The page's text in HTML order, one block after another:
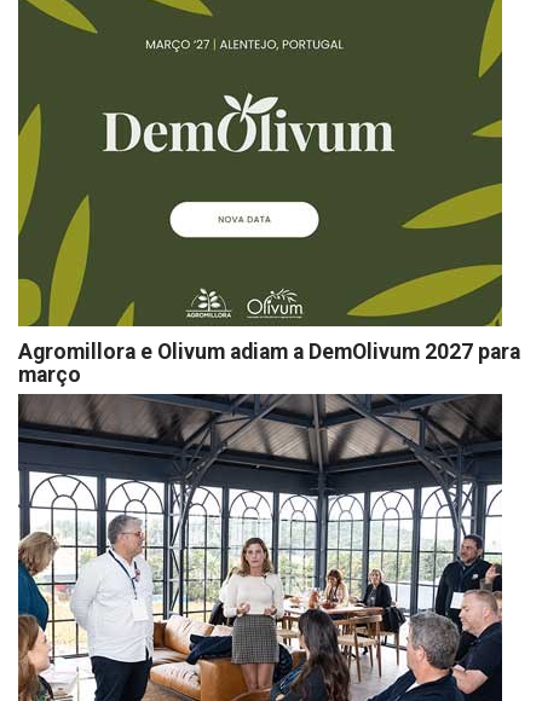
Agromillora e Olivum adiam a DemOlivum 2027 para
março